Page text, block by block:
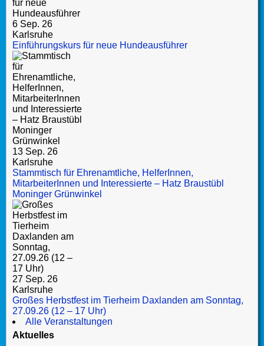
6 Sep. 26
Karlsruhe
Einführungskurs für neue Hundeausführer
13 Sep. 26
Karlsruhe
Stammtisch für Ehrenamtliche, HelferInnen,
MitarbeiterInnen und Interessierte – Hatz Braustübl
Moninger Grünwinkel
27 Sep. 26
Karlsruhe
Großes Herbstfest im Tierheim Daxlanden am Sonntag,
27.09.26 (12 – 17 Uhr)
Alle Veranstaltungen
Aktuelles